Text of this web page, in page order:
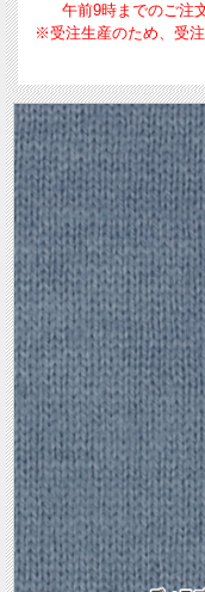
午前9時までのご注
※受注生産のため、受